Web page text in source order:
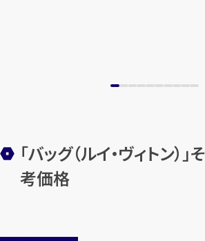
「バッグ（ルイ・ヴィトン）
考価格